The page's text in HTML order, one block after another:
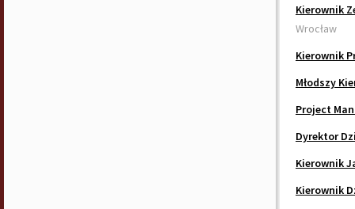
Kierownik
Wrocław
Kierownik
Młodszy
Project
Dyrektor
Kierownik
Kierownik